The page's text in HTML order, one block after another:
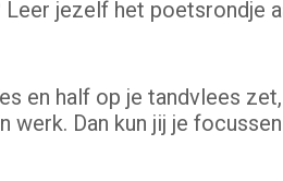
jezelf het poetsrondje
en half op je tandvlees
Dan kun jij je